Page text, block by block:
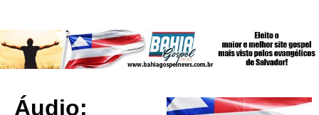
Áudio: